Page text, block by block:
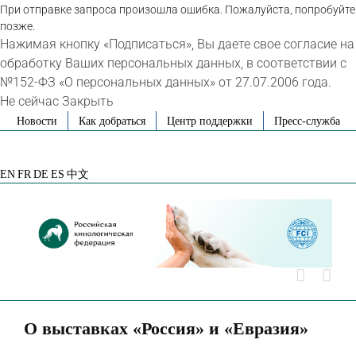
При отправке запроса произошла ошибка. Пожалуйста, попробуйте
позже.
Нажимая кнопку «Подписаться», Вы даете свое согласие на
обработку Ваших персональных данных, в соответствии с
№152-ФЗ «О персональных данных» от 27.07.2006 года.
Не сейчас Закрыть
SkipНовости Как добраться Центр поддержки Пресс-служба
EN FR DE ES 中文
О выставках «Россия» и «Евразия»